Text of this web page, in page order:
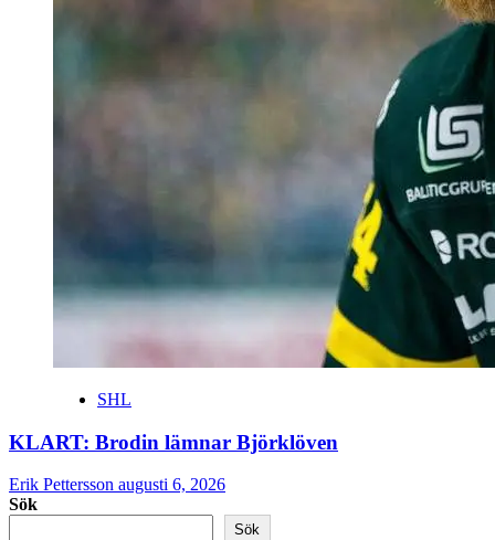
SHL
KLART: Brodin lämnar Björklöven
Erik Pettersson augusti 6, 2026
Sök
Sök